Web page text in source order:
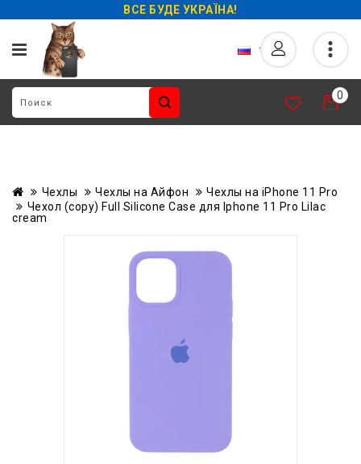
ВСЕ БУДЕ УКРАЇНА!
0
Чехлы Чехлы на Айфон
Чехлы на iPhone 11 Pro
Чехол (copy) Full Silicone Case для Iphone 11 Pro Lilac
cream